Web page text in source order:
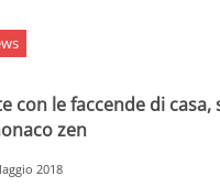
con le faccende di casa,
zen
2018